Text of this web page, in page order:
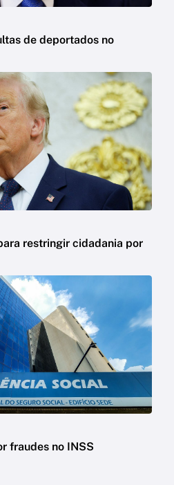
de deportados no
restringir cidadania por
fraudes no INSS